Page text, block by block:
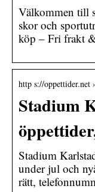
Välkommen till
skor och
köp – Fri frakt
http s://
Stadium
Stadium
under jul och
rätt,